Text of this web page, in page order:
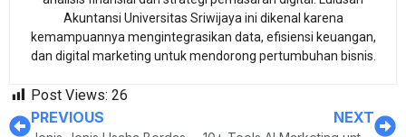
Akuntansi Universitas Sriwijaya ini dikenal karena
kemampuannya mengintegrasikan data, efisiensi keuangan,
dan digital marketing untuk mendorong pertumbuhan bisnis.
Post Views: 26
PREVIOUS NEXT